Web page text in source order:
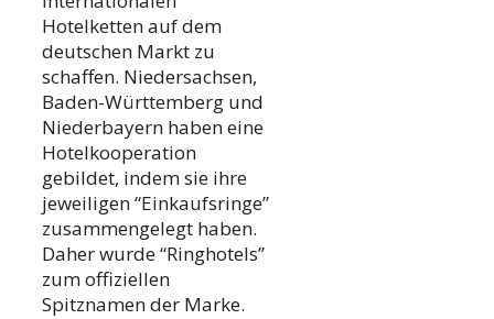
Hotelketten auf dem
deutschen Markt zu
schaffen. Niedersachsen,
Baden-Württemberg und
Niederbayern haben eine
Hotelkooperation
gebildet, indem sie ihre
jeweiligen “Einkaufsringe”
zusammengelegt haben.
Daher wurde “Ringhotels”
zum offiziellen
Spitznamen der Marke.